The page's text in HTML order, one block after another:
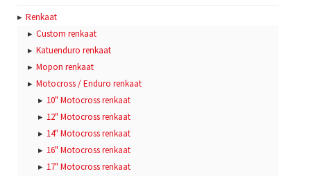
Renkaat
Custom renkaat
Katuenduro renkaat
Mopon renkaat
Motocross / Enduro renkaat
10" Motocross renkaat
12" Motocross renkaat
14" Motocross renkaat
16" Motocross renkaat
17" Motocross renkaat